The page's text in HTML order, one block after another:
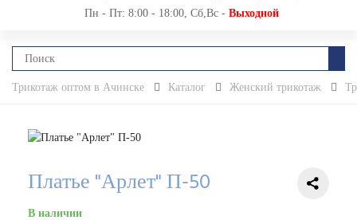
Пн - Пт: 8:00 - 18:00, Сб,Вс - Выходной
Трикотаж оптом в Ачинске Каталог Женский трикотаж
Платье "Арлет" П-50
В наличии